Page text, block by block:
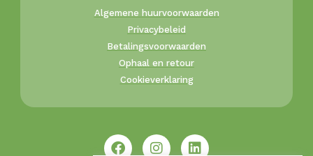
Algemene huurvoorwaarden
Privacybeleid
Betalingsvoorwaarden
Ophaal en retour
Cookieverklaring